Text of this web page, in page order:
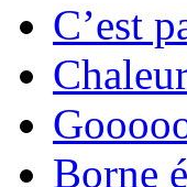
C’est
Borne